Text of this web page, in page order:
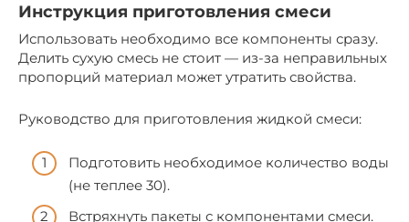
Инструкция приготовления смеси
Использовать необходимо все компоненты сразу.
Делить сухую смесь не стоит — из-за неправильных
пропорций материал может утратить свойства.
Руководство для приготовления жидкой смеси:
Подготовить необходимое количество воды
(не теплее 30).
Встряхнуть пакеты с компонентами смеси.